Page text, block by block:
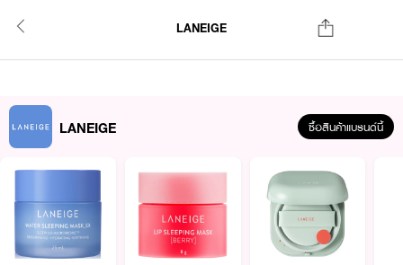
LANEIGE
LANEIGE ซื้อสินค้าแบรนด์นี้